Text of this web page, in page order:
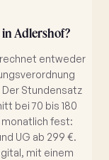
in Adlershof?
entweder
Der Stundensatz
bei 70 bis 180
fest:
UG ab 299 €.
mit einem